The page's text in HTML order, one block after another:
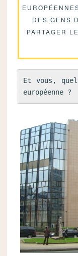
DES GENS
PARTAGER
Et vous,
européenne ?